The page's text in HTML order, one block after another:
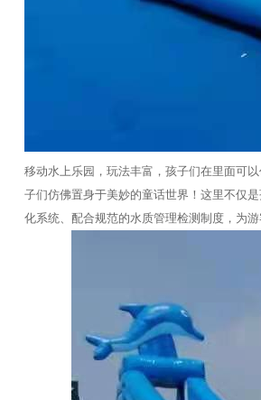
移动水上乐园，玩法丰富，孩子们在里面可
子们仿佛置身于美妙的童话世界！这里不仅
化系统、配合规范的水质管理检测制度，为